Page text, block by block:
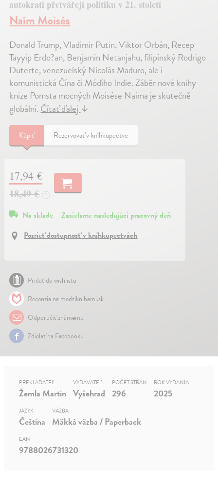
autokrati přetvářejí politiku v 21. století
Naím Moisés
Donald Trump, Vladimir Putin, Viktor Orbán, Recep
Tayyip Erdo?an, Benjamin Netanjahu, filipínský Rodrigo
Duterte, venezuelský Nicolás Maduro, ale i
komunistická Čína či Módího Indie. Záběr nové knihy
knize Pomsta mocných Moisése Naima je skutečně
globální.Čítať ďalej↓
Kúpiť Rezervovať v kníhkupectve
17,94 €
18,49 €
?
Na sklade – Zasielame nasledujúci pracovný deň
Pozrieť dostupnosť v kníhkupectvách
Pridať do wishlistu
Recenzia na medziknihami.sk
Odporučiť známemu
Zdielať na Facebooku
PREKLADATEĽ
Žemla Martin
VYDAVATEĽ
Vyšehrad
POČET STRÁN
296
ROK VYDANIA
2025
JAZYK
Čeština
VÄZBA
Mäkká väzba / Paperback
EAN
9788026731320